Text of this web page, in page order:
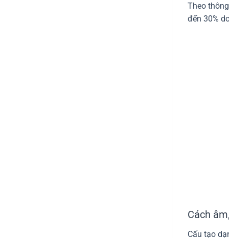
Theo
đến 30%
Cách
Cấu tạo